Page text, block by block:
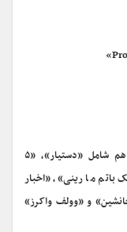
فیلم‌هایی که به صورت افتخاری انتخاب شدند هم شامل «دستیار»، «۵
ما رینی»، «اخبار
و «وولف واکرز»